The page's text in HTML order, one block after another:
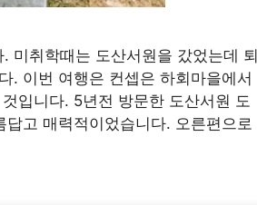
미취학때는 도산서원을 갔었는데 퇴
. 이번 여행은 컨셉은 하회마을에서
입니다. 5년전 방문한 도산서원 도
고 매력적이었습니다. 오른편으로